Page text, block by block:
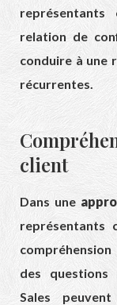
représentants
relation de
conduire à une
récurrentes.
client
Dans une
représentants
des
Sales